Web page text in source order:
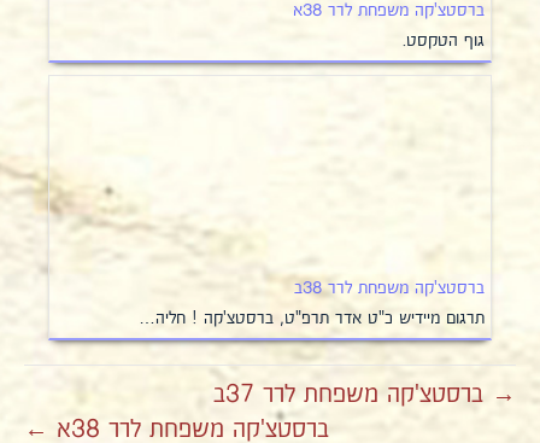
ברסטצ'קה משפחת לרר 38א
גוף הטקסט.
ברסטצ'קה משפחת לרר 38ב
תרגום מיידיש כ"ט אדר תרפ"ט, ברסטצ'קה ! חליה…
→ ברסטצ'קה משפחת לרר 37ב
ברסטצ'קה משפחת לרר 38א ←